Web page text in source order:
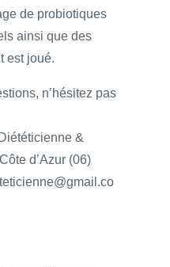
de probiotiques
ainsi que des
est joué.
n’hésitez pas
&
d’Azur (06)